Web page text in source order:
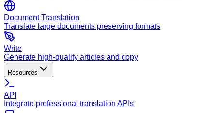
Document Translation
Translate large documents preserving formats
Write
Generate high-quality articles and copy
Resources
API
Integrate professional translation APIs